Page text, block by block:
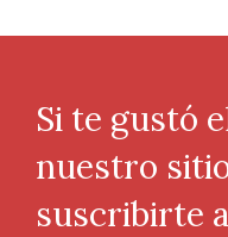
Si te gustó
nuestro
suscribirte